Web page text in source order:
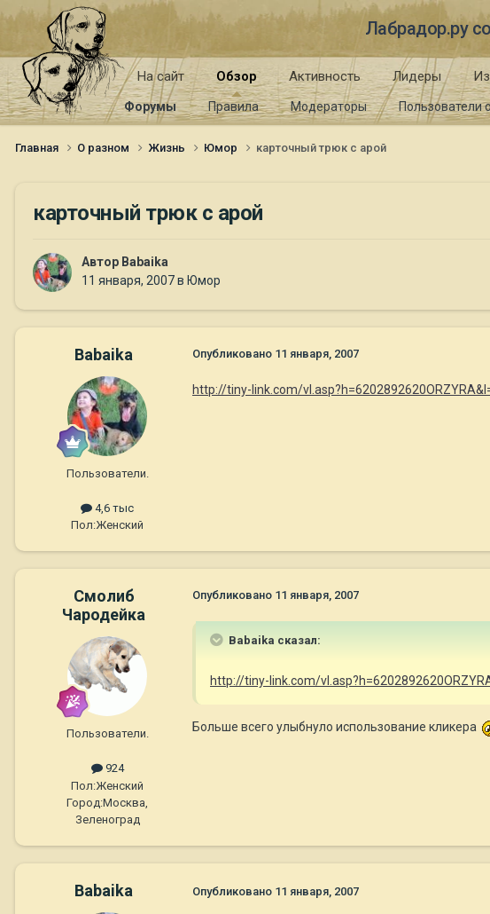
Лабрадор.ру
На сайт Обзор
Форумы Правила Модераторы Пользователи
Активность Лидеры
Главная О разном Жизнь Юмор карточный трюк с арой
карточный трюк с арой
Автор Babaika
11 января, 2007в Юмор
Babaika
Пользователи.
4,6 тыс
Пол:Женский
Опубликовано 11 января, 2007
http://tiny-link.com/
Смолиб
Чародейка
Пользователи.
924
Пол:Женский
Город:Москва,
Зеленоград
Опубликовано 11 января, 2007
Babaika сказал:
http://tiny-link.com/
Больше всего улыбнуло использование кликера
Babaika Опубликовано 11 января, 2007